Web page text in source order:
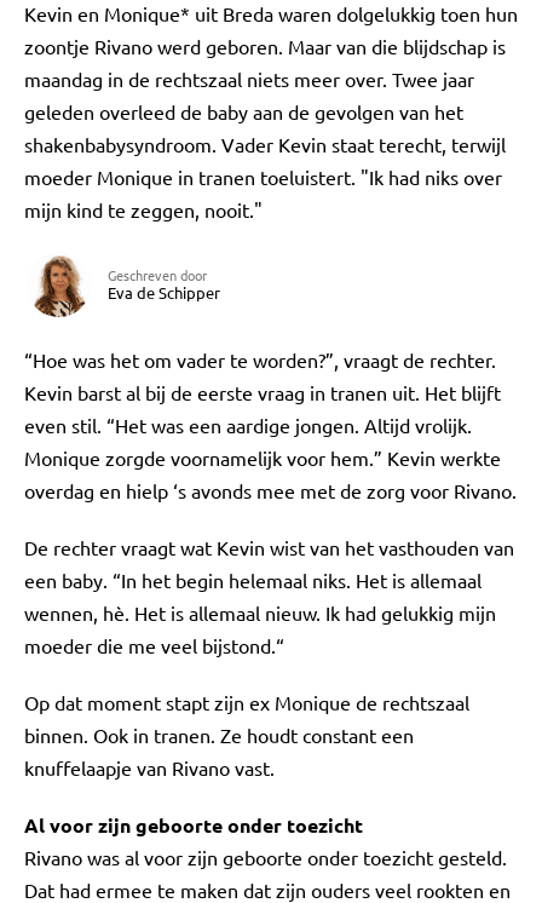
Kevin en Monique* uit Breda waren dolgelukkig toen hun
zoontje Rivano werd geboren. Maar van die blijdschap is
maandag in de rechtszaal niets meer over. Twee jaar
geleden overleed de baby aan de gevolgen van het
shakenbabysyndroom. Vader Kevin staat terecht, terwijl
moeder Monique in tranen toeluistert. "Ik had niks over
mijn kind te zeggen, nooit."
Geschreven door
Eva de Schipper
“Hoe was het om vader te worden?”, vraagt de rechter.
Kevin barst al bij de eerste vraag in tranen uit. Het blijft
even stil. “Het was een aardige jongen. Altijd vrolijk.
Monique zorgde voornamelijk voor hem.” Kevin werkte
overdag en hielp ‘s avonds mee met de zorg voor Rivano.
De rechter vraagt wat Kevin wist van het vasthouden van
een baby. “In het begin helemaal niks. Het is allemaal
wennen, hè. Het is allemaal nieuw. Ik had gelukkig mijn
moeder die me veel bijstond.“
Op dat moment stapt zijn ex Monique de rechtszaal
binnen. Ook in tranen. Ze houdt constant een
knuffelaapje van Rivano vast.
Al voor zijn geboorte onder toezicht
Rivano was al voor zijn geboorte onder toezicht gesteld.
Dat had ermee te maken dat zijn ouders veel rookten en